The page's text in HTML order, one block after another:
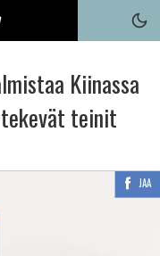
Kiinassa
teinit
JAA